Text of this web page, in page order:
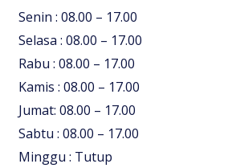
Senin : 08.00 – 17.00
Selasa : 08.00 – 17.00
Rabu : 08.00 – 17.00
Kamis : 08.00 – 17.00
Jumat: 08.00 – 17.00
Sabtu : 08.00 – 17.00
Minggu : Tutup